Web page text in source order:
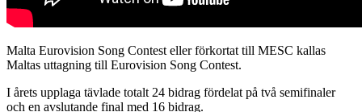
Malta Eurovision Song Contest eller förkortat till MESC kallas
Maltas uttagning till Eurovision Song Contest.
I årets upplaga tävlade totalt 24 bidrag fördelat på två semifinaler
och en avslutande final med 16 bidrag.